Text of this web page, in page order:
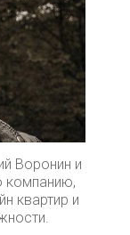
Воронин и
компанию,
квартир и